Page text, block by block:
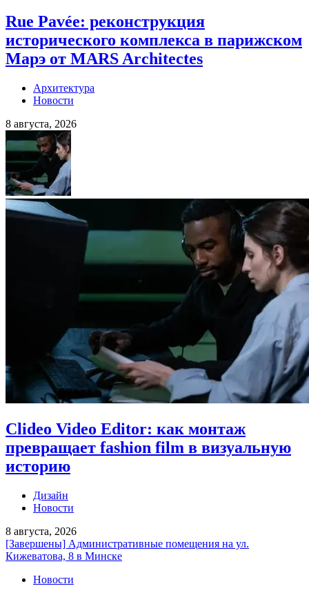
Rue Pavée: реконструкция
исторического комплекса в парижском
Марэ от MARS Architectes
Архитектура
Новости
8 августа, 2026
Clideo Video Editor: как монтаж
превращает fashion film в визуальную
историю
Дизайн
Новости
8 августа, 2026
[Завершены] Административные помещения на ул.
Кижеватова, 8 в Минске
Новости